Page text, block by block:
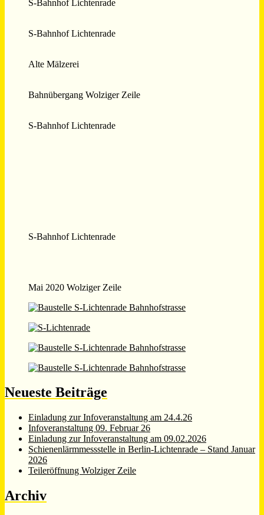
S-Bahnhof Lichtenrade
S-Bahnhof Lichtenrade
Alte Mälzerei
Bahnübergang Wolziger Zeile
S-Bahnhof Lichtenrade
S-Bahnhof Lichtenrade
Mai 2020 Wolziger Zeile
Neueste Beiträge
Einladung zur Infoveranstaltung am 24.4.26
Infoveranstaltung 09. Februar 26
Einladung zur Infoveranstaltung am 09.02.2026
Schienenlärmmessstelle in Berlin-Lichtenrade – Stand Januar
2026
Teileröffnung Wolziger Zeile
Archiv